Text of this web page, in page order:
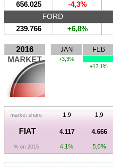
656.025
-4,3%
FORD
239.766
+6,8%
2016 JAN FEB
MARKET +3,3%
+12,1%
market share : 1,9 1,9
FIAT 4.117 4.666
% on 2015 : 4,1% 5,0%